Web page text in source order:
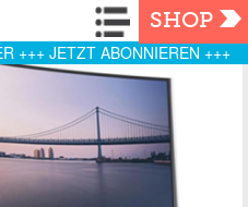
Navigation
SHOP
+++ JETZT ABONNIEREN +++